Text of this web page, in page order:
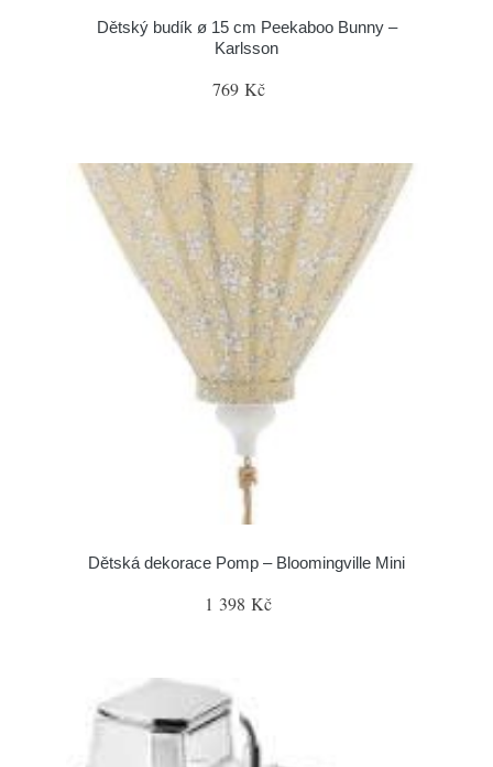
Dětský budík ø 15 cm Peekaboo Bunny –
Karlsson
769 Kč
Dětská dekorace Pomp – Bloomingville Mini
1 398 Kč